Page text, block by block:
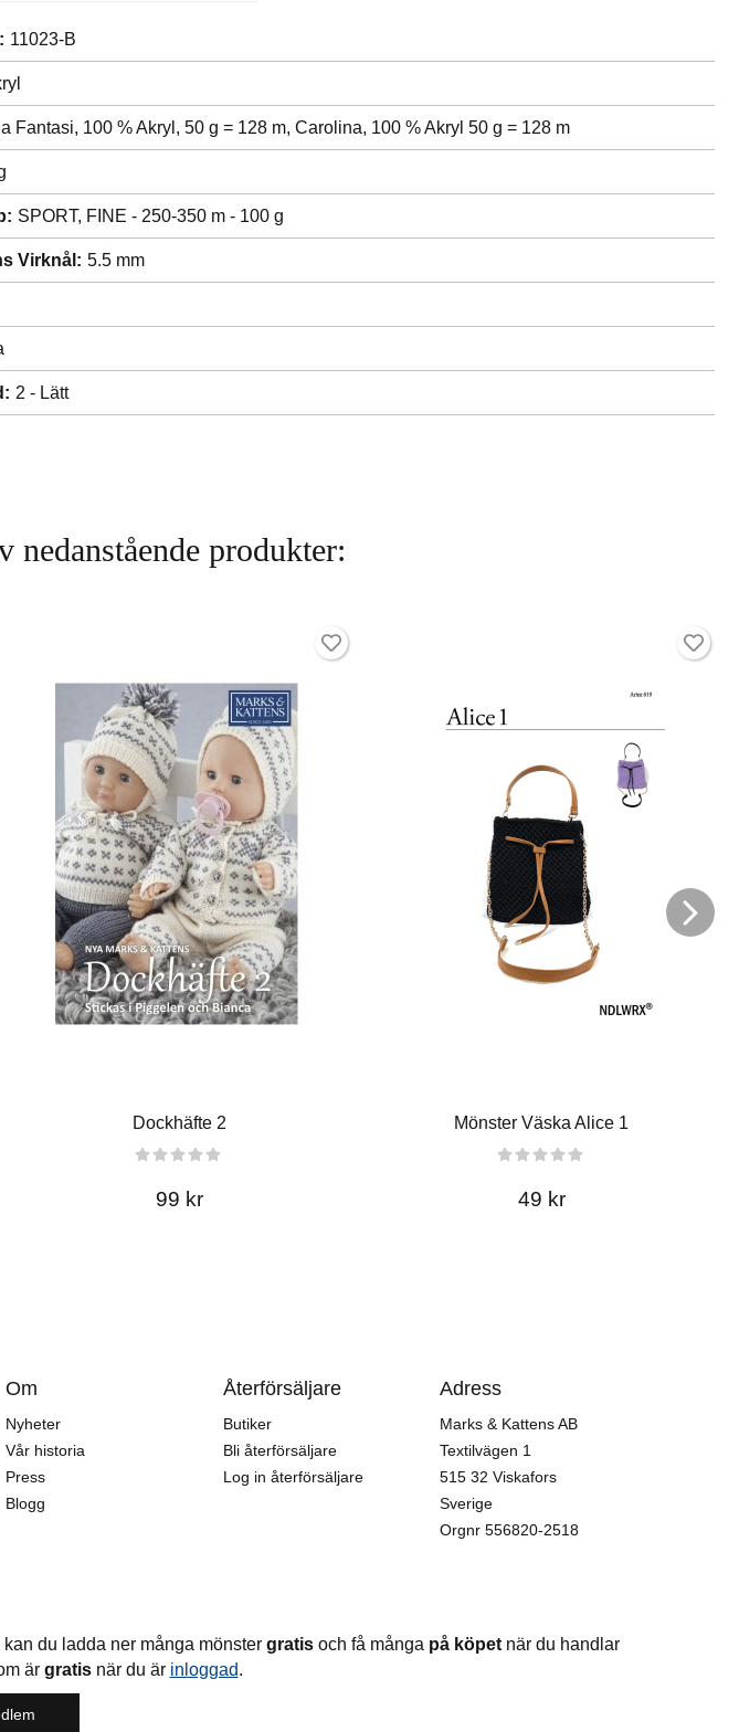
11023-B
Fantasi, 100 % Akryl, 50 g = 128 m, Carolina, 100 % Akryl 50 g = 128 m
SPORT, FINE - 250-350 m - 100 g
Virknål: 5.5 mm
2 - Lätt
nedanstående produkter:
Dockhäfte 2
99 kr
Mönster Väska Alice 1
49 kr
Om
Nyheter
Vår historia
Press
Blogg
Återförsäljare
Butiker
Bli återförsäljare
Log in återförsäljare
Adress
Marks & Kattens AB
Textilvägen 1
515 32 Viskafors
Sverige
Orgnr 556820-2518
du ladda ner många mönster gratisoch få många på köpetnär du handlar
är gratisnär du är inloggad.